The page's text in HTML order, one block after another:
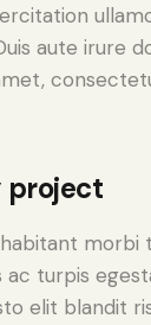
aute irure
project
morbi
turpis
elit blandit